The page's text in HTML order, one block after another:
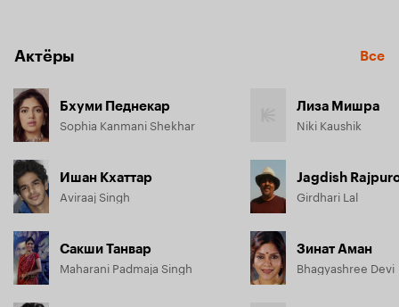
Актёры Все
Бхуми Педнекар
Sophia Kanmani Shekhar
Ишан Кхаттар
Aviraaj Singh
Сакши Танвар
Maharani Padmaja Singh
Лиза Мишра
Niki Kaushik
Jagdish
Girdhari Lal
Зинат Аман
Bhagyashree Devi